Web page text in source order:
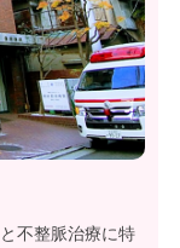
不整脈治療に特